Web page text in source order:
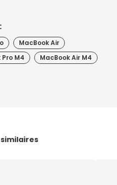
MacBook Air
M4 MacBook Air M4